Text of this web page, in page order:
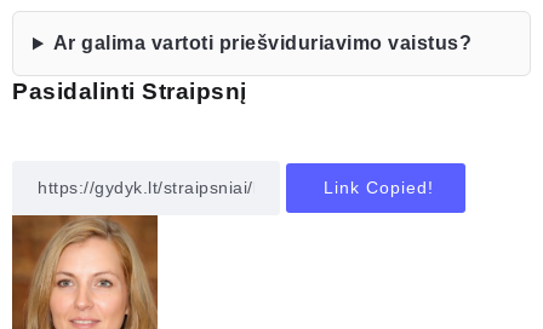
Ar galima vartoti priešviduriavimo vaistus?
Pasidalinti Straipsnį
Link Copied!